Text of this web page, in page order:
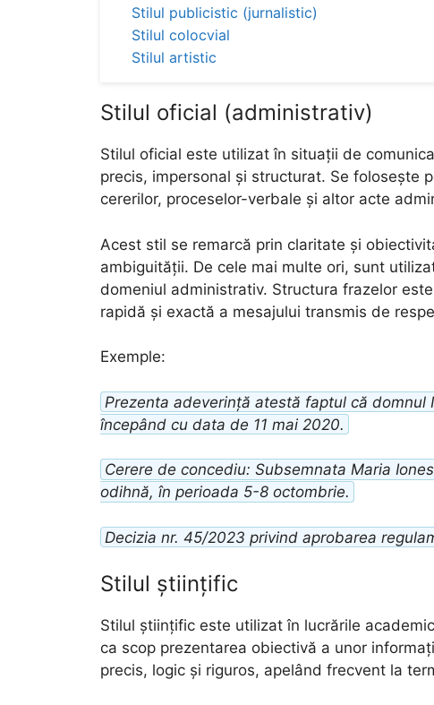
Stilul publicistic (jurnalistic)
Stilul colocvial
Stilul artistic
Stilul oficial (administrativ)
Stilul oficial este utilizat în situații de
precis, impersonal și structurat. Se folosește
cererilor, proceselor-verbale și altor acte
Acest stil se remarcă prin claritate și
ambiguității. De cele mai multe ori, sunt
domeniul administrativ. Structura frazelor
rapidă și exactă a mesajului transmis de
Exemple:
Prezenta adeverință atestă faptul că domnul
începând cu data de 11 mai 2020.
Cerere de concediu: Subsemnata Maria
odihnă, în perioada 5-8 octombrie.
Decizia nr. 45/2023 privind aprobarea
Stilul științific
Stilul științific este utilizat în lucrările
ca scop prezentarea obiectivă a unor
precis, logic și riguros, apelând frecvent la